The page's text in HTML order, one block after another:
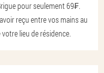
pour seulement 69₣.
reçu entre vos mains au
lieu de résidence.